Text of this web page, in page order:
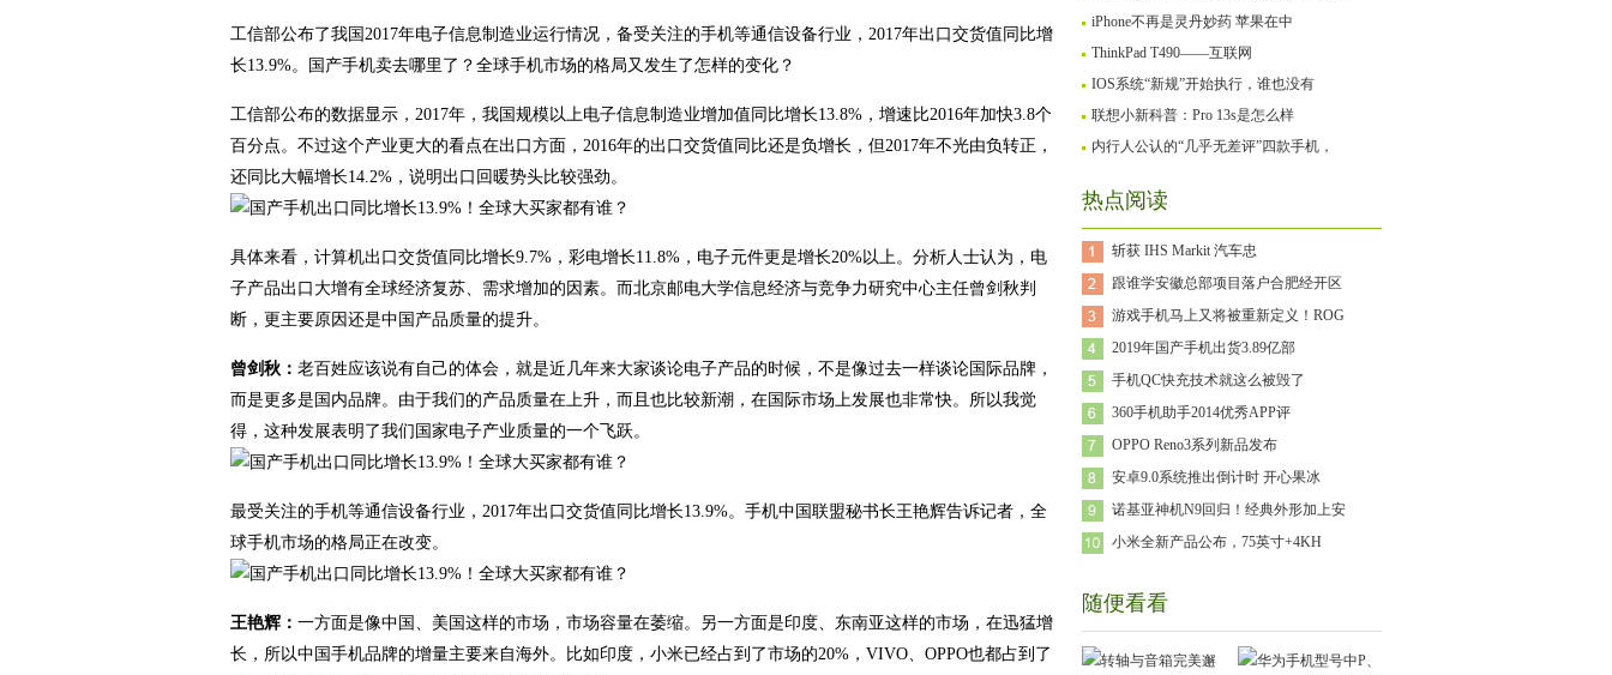
工信部公布了我国2017年电子信息制造业运行情况，备受关注的手机等通信设备行业，2017年出口交货值同比增
长13.9%。国产手机卖去哪里了？全球手机市场的格局又发生了怎样的变化？
工信部公布的数据显示，2017年，我国规模以上电子信息制造业增加值同比增长13.8%，增速比2016年加快3.8个
百分点。不过这个产业更大的看点在出口方面，2016年的出口交货值同比还是负增长，但2017年不光由负转正，
还同比大幅增长14.2%，说明出口回暖势头比较强劲。
具体来看，计算机出口交货值同比增长9.7%，彩电增长11.8%，电子元件更是增长20%以上。分析人士认为，电
子产品出口大增有全球经济复苏、需求增加的因素。而北京邮电大学信息经济与竞争力研究中心主任曾剑秋判
断，更主要原因还是中国产品质量的提升。
曾剑秋： 老百姓应该说有自己的体会，就是近几年来大家谈论电子产品的时候，不是像过去一样谈论国际品牌，
而是更多是国内品牌。由于我们的产品质量在上升，而且也比较新潮，在国际市场上发展也非常快。所以我觉
得，这种发展表明了我们国家电子产业质量的一个飞跃。
最受关注的手机等通信设备行业，2017年出口交货值同比增长13.9%。手机中国联盟秘书长王艳辉告诉记者，全
球手机市场的格局正在改变。
王艳辉： 一方面是像中国、美国这样的市场，市场容量在萎缩。另一方面是印度、东南亚这样的市场，在迅猛增
长，所以中国手机品牌的增量主要来自海外。比如印度，小米已经占到了市场的20%，VIVO、OPPO也都占到了
iPhone不再是灵丹妙药 苹果在中
ThinkPad T490——互联网
IOS系统“新规”开始执行，谁也没有
联想小新科普：Pro 13s是怎么样
内行人公认的“几乎无差评”四款手机，
热点阅读
斩获 IHS Markit 汽车忠
跟谁学安徽总部项目落户合肥经开区
游戏手机马上又将被重新定义！ROG
2019年国产手机出货3.89亿部
手机QC快充技术就这么被毁了
360手机助手2014优秀APP评
OPPO Reno3系列新品发布
安卓9.0系统推出倒计时 开心果冰
诺基亚神机N9回归！经典外形加上安
小米全新产品公布，75英寸+4KH
随便看看